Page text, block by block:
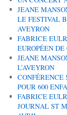
JEANE
LE FESTIVAL
AVEYRON
FABRICE
EUROPÉEN DE
JEANE
L’AVEYRON
CONFÉRENCE
POUR 600
FABRICE
JOURNAL ST